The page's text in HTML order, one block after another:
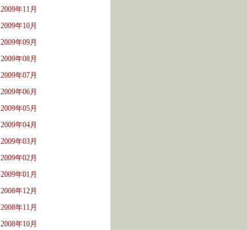
2009年11月
2009年10月
2009年09月
2009年08月
2009年07月
2009年06月
2009年05月
2009年04月
2009年03月
2009年02月
2009年01月
2008年12月
2008年11月
2008年10月